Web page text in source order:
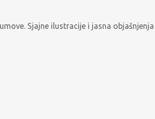
Sjajne ilustracije i jasna